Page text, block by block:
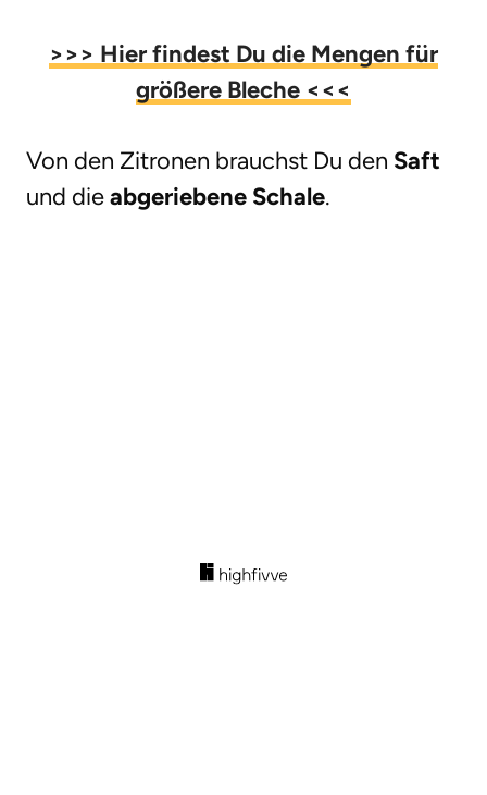
>>> Hier findest Du die Mengen für
größere Bleche <<<
Von den Zitronen brauchst Du den Saft
und dieabgeriebene Schale.